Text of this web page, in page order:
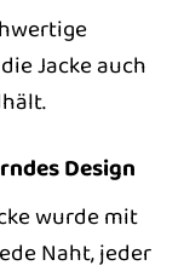
Jacke auch
Design
wurde mit
Naht, jeder